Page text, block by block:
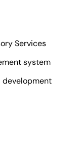
Services
system
development